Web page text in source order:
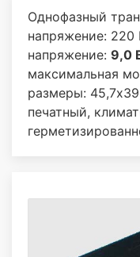
Однофазный
напряжение: 220
напряжение: 9,0
максимальная
размеры:
печатный,